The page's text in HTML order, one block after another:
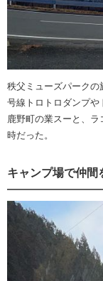
秩父ミューズパークの
号線トロトロダンプ
鹿野町の業スーと、ラ
時だった。
キャンプ場で仲間